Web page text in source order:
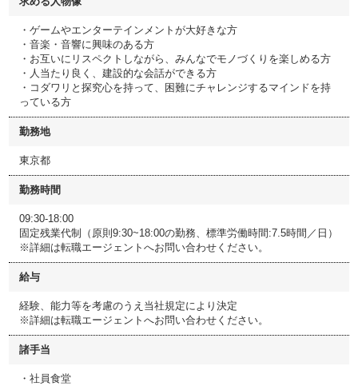
・ゲームやエンターテインメントが大好きな方
・音楽・音響に興味のある方
・お互いにリスペクトしながら、みんなでモノづくりを楽しめる方
・人当たり良く、建設的な会話ができる方
・コダワリと探究心を持って、困難にチャレンジするマインドを持
っている方
勤務地
東京都
勤務時間
09:30-18:00
固定残業代制（原則9:30~18:00の勤務、標準労働時間:7.5時間／日）
※詳細は転職エージェントへお問い合わせください。
給与
経験、能力等を考慮のうえ当社規定により決定
※詳細は転職エージェントへお問い合わせください。
諸手当
・社員食堂